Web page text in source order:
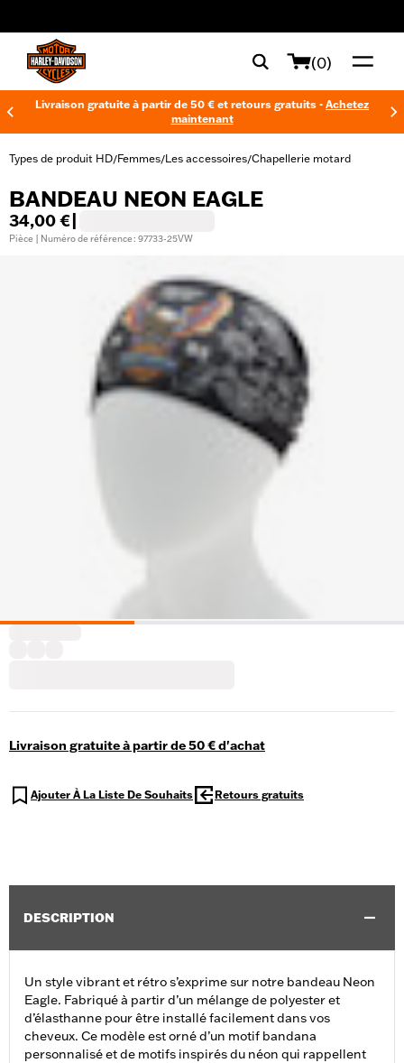
(0)
Livraison gratuite à partir de 50 € et retours gratuits - Achetez
maintenant
Types de produit HD/Femmes/Les accessoires/Chapellerie motard
BANDEAU NEON EAGLE
34,00 €
Pièce | Numéro de référence : 97733-25VW
Livraison gratuite à partir de 50 € d'achat
Ajouter À La Liste De Souhaits Retours gratuits
DESCRIPTION
Un style vibrant et rétro s’exprime sur notre bandeau Neon
Eagle. Fabriqué à partir d’un mélange de polyester et
d’élasthanne pour être installé facilement dans vos
cheveux. Ce modèle est orné d’un motif bandana
personnalisé et de motifs inspirés du néon qui rappellent